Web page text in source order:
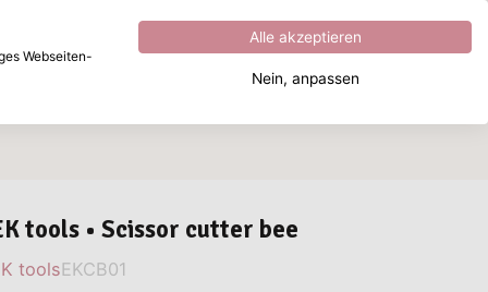
Hervorragend 4.8von5
tools • Scissor cutter bee
toolsEKCB01
Webseiten-
Alle akzeptieren
Nein, anpassen